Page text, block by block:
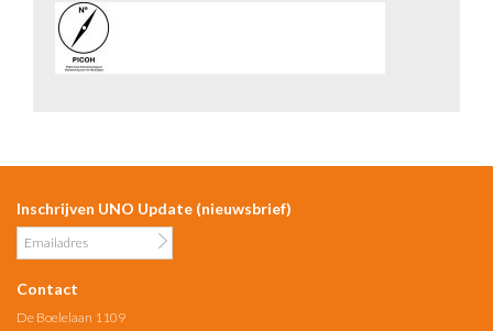
Inschrijven UNO Update (nieuwsbrief)
Contact
De Boelelaan 1109